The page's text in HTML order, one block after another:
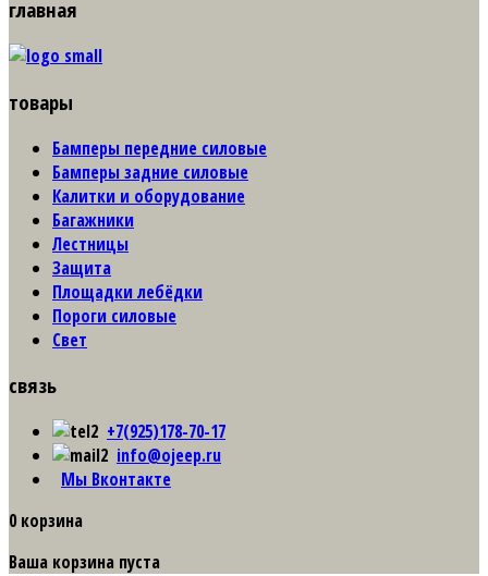
главная
товары
Бамперы передние силовые
Бамперы задние силовые
Калитки и оборудование
Багажники
Лестницы
Защита
Площадки лебёдки
Пороги силовые
Свет
связь
+7(925)178-70-17
info@ojeep.ru
Мы Вконтакте
0 корзина
Ваша корзина пуста